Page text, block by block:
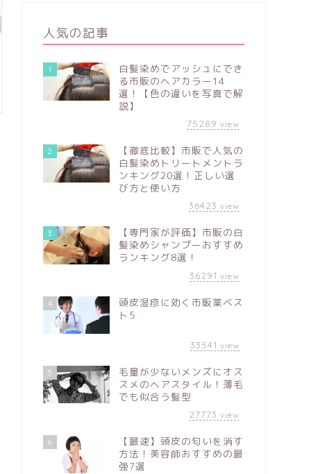
人気の記事
1
白髪染めでアッシュにでき
る市販のヘアカラー14
選！【色の違いを写真で解
説】
75289 view
2
【徹底比較】市販で人気の
白髪染めトリートメントラ
ンキング20選！正しい選
び方と使い方
36423 view
3
【専門家が評価】市販の白
髪染めシャンプーおすすめ
ランキング8選！
36291 view
4
頭皮湿疹に効く市販薬ベス
ト5
33541 view
5
毛量が少ないメンズにオス
スメのヘアスタイル！薄毛
でも似合う髪型
27773 view
6
【最速】頭皮の匂いを消す
方法！美容師おすすめの最
強7選